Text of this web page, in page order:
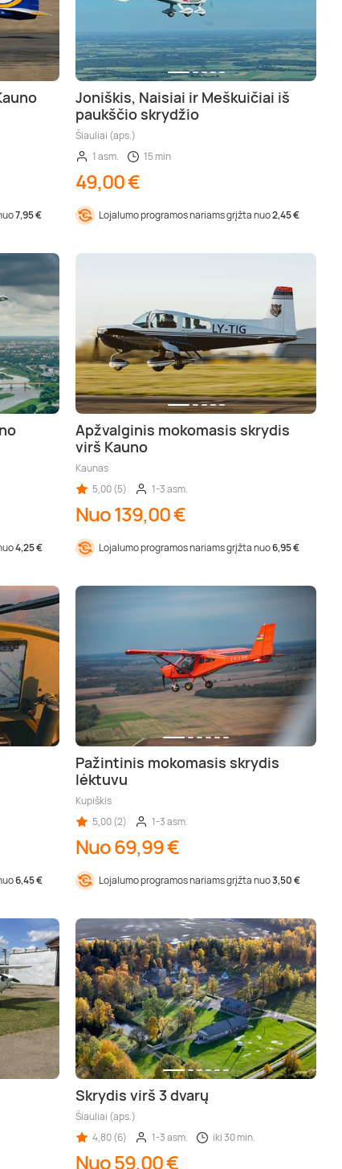
7,95 €
Joniškis, Naisiai ir Meškuičiai iš
paukščio skrydžio
Šiauliai (aps.)
1 asm.
15 min
49,00 €
Lojalumo programos nariams grįžta nuo2,45 €
4,25 €
Apžvalginis mokomasis skrydis
virš Kauno
Kaunas
5,00 (5)
1-3 asm.
Nuo 139,00 €
Lojalumo programos nariams grįžta nuo6,95 €
6,45 €
Pažintinis mokomasis skrydis
lėktuvu
Kupiškis
5,00 (2)
1-3 asm.
Nuo 69,99 €
Lojalumo programos nariams grįžta nuo3,50 €
Skrydis virš 3 dvarų
Šiauliai (aps.)
4,80 (6)
1-3 asm. iki 30 min.
Nuo 59,00 €